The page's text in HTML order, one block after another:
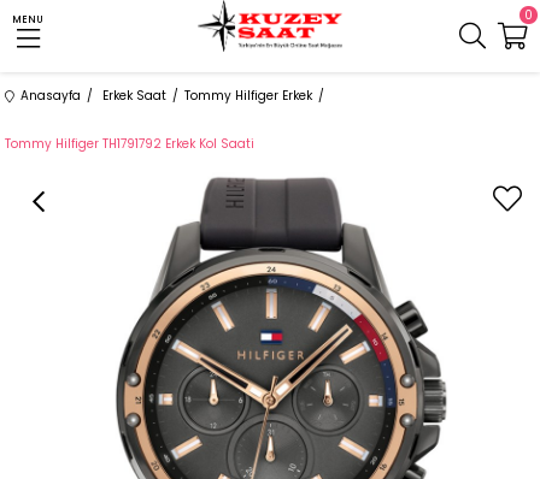
MENU 0
Anasayfa Erkek Saat Tommy Hilfiger Erkek
Tommy Hilfiger TH1791792 Erkek Kol Saati